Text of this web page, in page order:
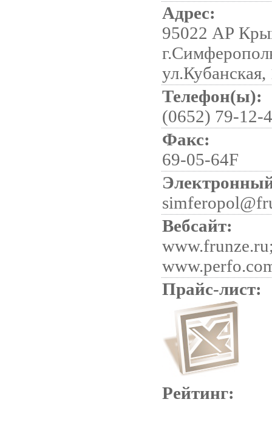
Адрес:
95022 АР
ул.Кубанская,
Телефон(ы):
(0652) 79-12-
Факс:
69-05-64F
Вебсайт:
Прайс-лист:
Рейтинг: